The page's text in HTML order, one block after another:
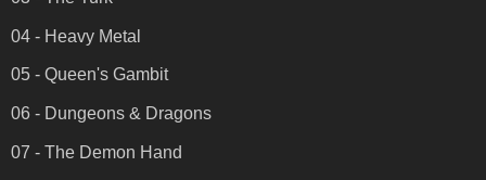
04 - Heavy Metal
05 - Queen's Gambit
06 - Dungeons & Dragons
07 - The Demon Hand